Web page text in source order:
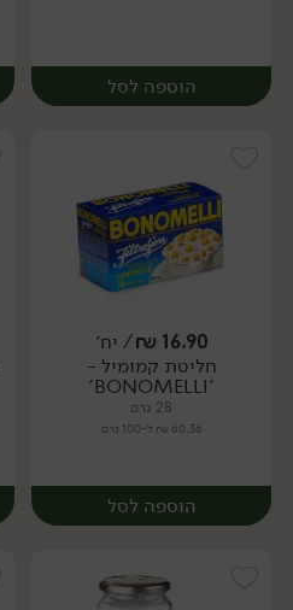
הוספה לסל
יח׳
16.90
₪/ יח׳
חליטת קמומיל -
'BONOMELLI'
28 גרם
60.36 ₪ ל-100 גרם
הוספה לסל